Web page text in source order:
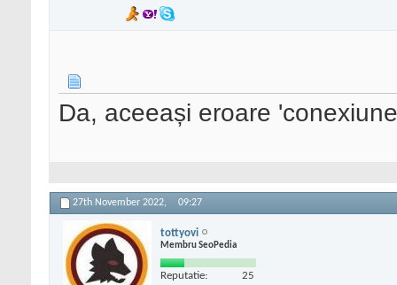
Da, aceeași eroare
27th November 2022, 09:27
tottyovi
Membru SeoPedia
Reputatie: 25